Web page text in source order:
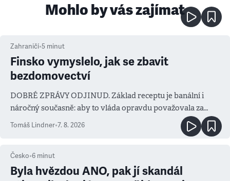
Mohlo by vás zajímat
Zahraničí•5 minut
Finsko vymyslelo, jak se zbavit
bezdomovectví
DOBRÉ ZPRÁVY ODJINUD. Základ receptu je banální i
náročný současně: aby to vláda opravdu považovala za
prioritu
Tomáš Lindner•7. 8. 2026
Česko•6 minut
Byla hvězdou ANO, pak jí skandál